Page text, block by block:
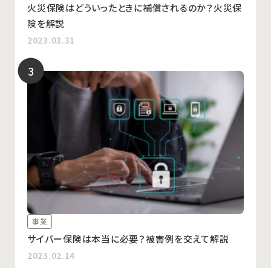
火災保険はどういったときに補償されるのか？火災保
険を解説
2023.03.31
事業
サイバー保険は本当に必要？被害例を交えて解説
2023.02.14